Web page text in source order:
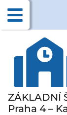
ZÁKLADNÍ
Praha 4 –